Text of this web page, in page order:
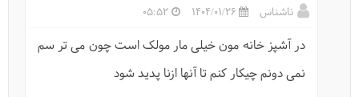
حیات وحش-گوزن زرد ایرانی
ناشناس 1404/01/26
05:52
در آشپز خانه مون خیلی مار مولک است چون می تر سم
نمی دونم چیکار کنم تا آنها ازنا پدید شود